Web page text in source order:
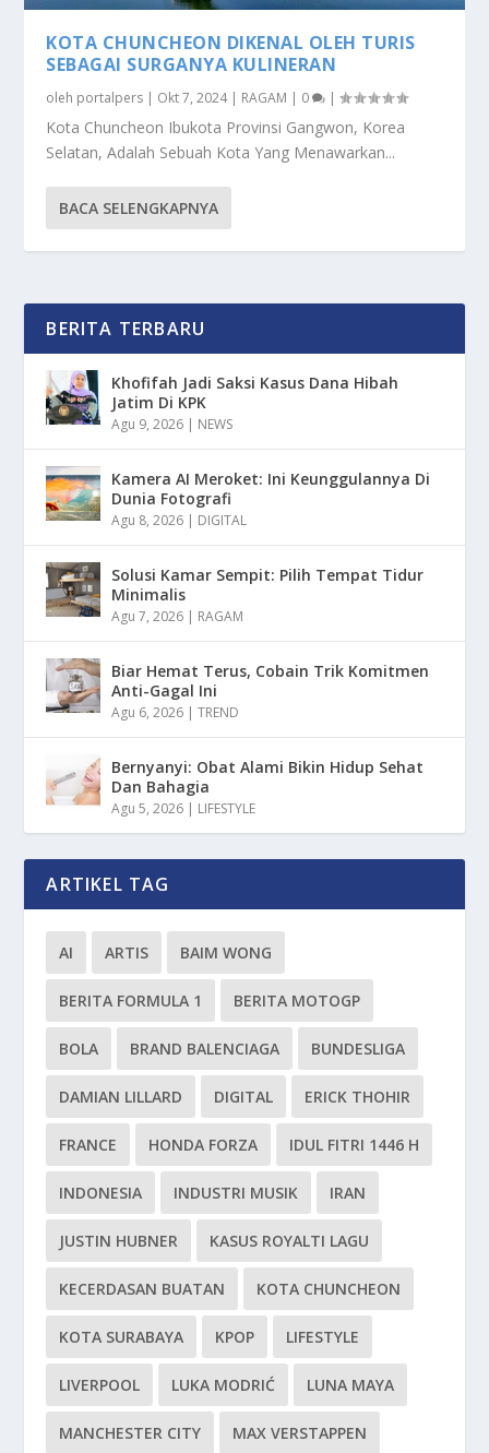
KOTA CHUNCHEON DIKENAL OLEH TURIS
SEBAGAI SURGANYA KULINERAN
oleh portalpers | Okt 7, 2024| RAGAM | 0 |
Kota Chuncheon Ibukota Provinsi Gangwon, Korea
Selatan, Adalah Sebuah Kota Yang Menawarkan...
BACA SELENGKAPNYA
BERITA TERBARU
Khofifah Jadi Saksi Kasus Dana Hibah
Jatim Di KPK
Agu 9, 2026 | NEWS
Kamera AI Meroket: Ini Keunggulannya Di
Dunia Fotografi
Agu 8, 2026 | DIGITAL
Solusi Kamar Sempit: Pilih Tempat Tidur
Minimalis
Agu 7, 2026 | RAGAM
Biar Hemat Terus, Cobain Trik Komitmen
Anti-Gagal Ini
Agu 6, 2026 |TREND
Bernyanyi: Obat Alami Bikin Hidup Sehat
Dan Bahagia
Agu 5, 2026 | LIFESTYLE
ARTIKEL TAG
AI ARTIS BAIM WONG
BERITA FORMULA 1 BERITA MOTOGP
BOLA BRAND BALENCIAGA BUNDESLIGA
DAMIAN LILLARD DIGITAL ERICK THOHIR
FRANCE HONDA FORZA IDUL FITRI 1446 H
INDONESIA INDUSTRI MUSIK IRAN
JUSTIN HUBNER KASUS ROYALTI LAGU
KECERDASAN BUATAN KOTA CHUNCHEON
KOTA SURABAYA KPOP LIFESTYLE
LIVERPOOL LUKA MODRIĆ LUNA MAYA
MANCHESTER CITY MAX VERSTAPPEN